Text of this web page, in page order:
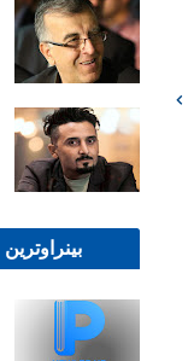
بینراوترین